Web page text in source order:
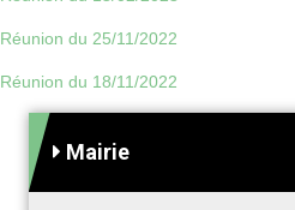
Réunion du 25/11/2022
Réunion du 18/11/2022
Mairie